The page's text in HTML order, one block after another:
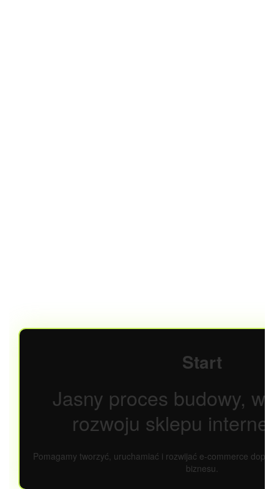
Start
Jasny proces budowy,
rozwoju sklepu
Pomagamy tworzyć, uruchamiać i rozwijać e-commerce
biznesu.